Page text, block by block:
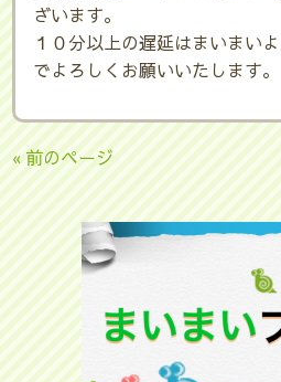
ざいます。
１０分以上の遅延はまいまい
でよろしくお願いいたします。
« 前のページ